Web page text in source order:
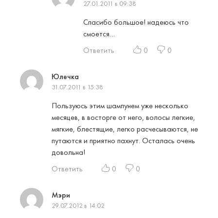
27.01.2011 в 09:38
Спасибо большое! надеюсь что
смоется…
Ответить
0 0
Юлечка
31.07.2011 в 15:38
Пользуюсь этим шампунем уже несколько
месяцев, в восторге от него, волосы легкие,
мягкие, блестящие, легко расчесываются, не
путаются и приятно пахнут. Осталась очень
довольна!
Ответить
0 0
Мэри
29.07.2012 в 14:02